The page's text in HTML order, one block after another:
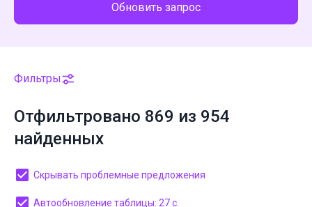
Обновить запрос
Фильтры
Отфильтровано 869 из 954
найденных
Скрывать проблемные предложения
Автообновление таблицы: 27 с.